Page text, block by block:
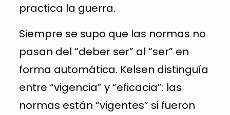
practica la guerra.
Siempre se supo que las normas no
pasan del “deber ser” al “ser” en
forma automática. Kelsen distinguía
entre “vigencia” y “eficacia”: las
normas están “vigentes” si fueron